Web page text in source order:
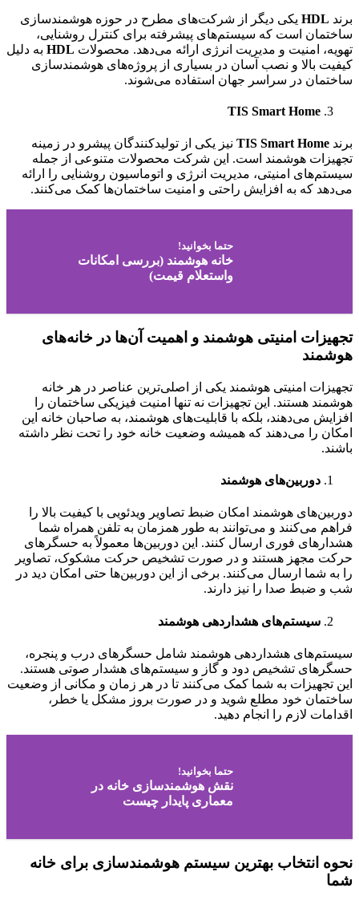
برند HDL یکی دیگر از شرکت‌های مطرح در حوزه هوشمندسازی
ساختمان است که سیستم‌های پیشرفته برای کنترل روشنایی،
تهویه، امنیت و مدیریت انرژی ارائه می‌دهد. محصولات HDL به دلیل
کیفیت بالا و نصب آسان در بسیاری از پروژه‌های هوشمندسازی
ساختمان در سراسر جهان استفاده می‌شوند.
TIS Smart Home
برند TIS Smart Home نیز یکی از تولیدکنندگان پیشرو در زمینه
تجهیزات هوشمند است. این شرکت محصولات متنوعی از جمله
سیستم‌های امنیتی، مدیریت انرژی و اتوماسیون روشنایی را ارائه
می‌دهد که به افزایش راحتی و امنیت ساختمان‌ها کمک می‌کنند.
حتما بخوانید!
خانه هوشمند (بررسی امکانات
واستعلام قیمت)
تجهیزات امنیتی هوشمند و اهمیت آن‌ها در خانه‌های
هوشمند
تجهیزات امنیتی هوشمند یکی از اصلی‌ترین عناصر در هر خانه
هوشمند هستند. این تجهیزات نه تنها امنیت فیزیکی ساختمان را
افزایش می‌دهند، بلکه با قابلیت‌های هوشمند، به صاحبان خانه این
امکان را می‌دهند که همیشه وضعیت خانه خود را تحت نظر داشته
باشند.
دوربین‌های هوشمند
دوربین‌های هوشمند امکان ضبط تصاویر ویدئویی با کیفیت بالا را
فراهم می‌کنند و می‌توانند به طور همزمان به تلفن همراه شما
هشدارهای فوری ارسال کنند. این دوربین‌ها معمولاً به حسگرهای
حرکت مجهز هستند و در صورت تشخیص حرکت مشکوک، تصاویر
را به شما ارسال می‌کنند. برخی از این دوربین‌ها حتی امکان دید در
شب و ضبط صدا را نیز دارند.
سیستم‌های هشداردهی هوشمند
سیستم‌های هشداردهی هوشمند شامل حسگرهای درب و پنجره،
حسگرهای تشخیص دود و گاز و سیستم‌های هشدار صوتی هستند.
این تجهیزات به شما کمک می‌کنند تا در هر زمان و مکانی از وضعیت
ساختمان خود مطلع شوید و در صورت بروز مشکل یا خطر،
اقدامات لازم را انجام دهید.
حتما بخوانید!
نقش هوشمند‌سازی خانه در
معماری پایدار چیست
نحوه انتخاب بهترین سیستم هوشمندسازی برای خانه
شما